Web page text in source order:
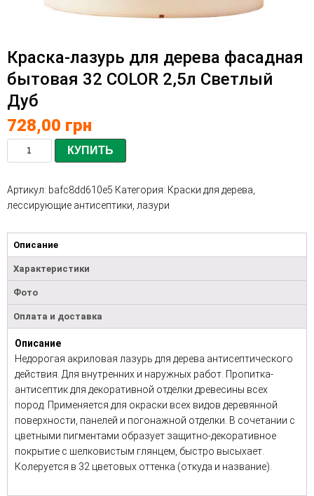
Краска-лазурь для дерева фасадная
бытовая 32 COLOR 2,5л Светлый
Дуб
728,00 грн
КУПИТЬ
Артикул: bafc8dd610e5 Категория: Краски для дерева,
лессирующие антисептики, лазури
Описание
Характеристики
Фото
Оплата и доставка
Описание
Недорогая акриловая лазурь для дерева антисептического
действия. Для внутренних и наружных работ. Пропитка-
антисептик для декоративной отделки древесины всех
пород. Применяется для окраски всех видов деревянной
поверхности, панелей и погонажной отделки. В сочетании с
цветными пигментами образует защитно-декоративное
покрытие с шелковистым глянцем, быстро высыхает.
Колеруется в 32 цветовых оттенка (откуда и название).